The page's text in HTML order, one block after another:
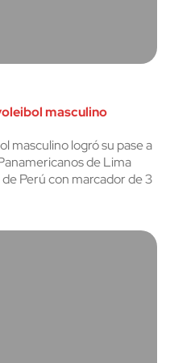
masculino
masculino logró su pase a
de Lima
Perú con marcador de 3